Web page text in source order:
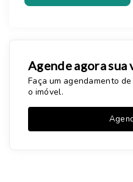
Agende agora sua
Faça um agendamento
o imóvel.